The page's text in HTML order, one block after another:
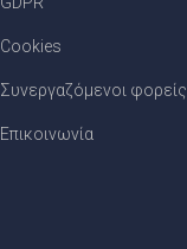
Cookies
Συνεργαζόμενοι φορείς
Επικοινωνία